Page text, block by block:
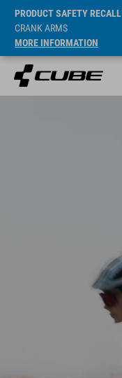
PRODUCT SAFETY RECALL
CRANK ARMS
MORE INFORMATION